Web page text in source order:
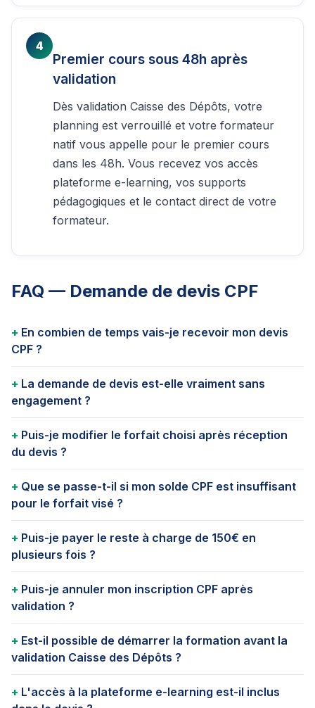
4
Premier cours sous 48h après
validation
Dès validation Caisse des Dépôts, votre
planning est verrouillé et votre formateur
natif vous appelle pour le premier cours
dans les 48h. Vous recevez vos accès
plateforme e-learning, vos supports
pédagogiques et le contact direct de votre
formateur.
FAQ — Demande de devis CPF
En combien de temps vais-je recevoir mon devis
CPF ?
La demande de devis est-elle vraiment sans
engagement ?
Puis-je modifier le forfait choisi après réception
du devis ?
Que se passe-t-il si mon solde CPF est insuffisant
pour le forfait visé ?
Puis-je payer le reste à charge de 150€ en
plusieurs fois ?
Puis-je annuler mon inscription CPF après
validation ?
Est-il possible de démarrer la formation avant la
validation Caisse des Dépôts ?
L'accès à la plateforme e-learning est-il inclus